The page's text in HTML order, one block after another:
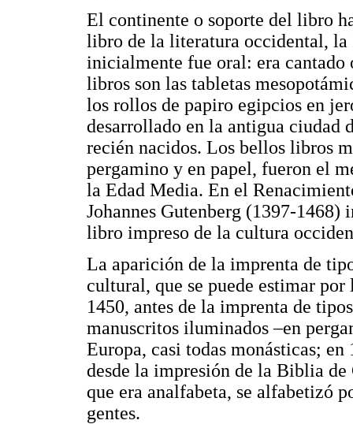
El continente o soporte del libro
libro de la literatura occidental,
inicialmente fue oral: era cantado
libros son las tabletas
los rollos de papiro egipcios en
desarrollado en la antigua ciudad
recién nacidos. Los bellos libros
pergamino y en papel, fueron el
la Edad Media. En el
Johannes Gutenberg (1397-
libro impreso de la cultura
La aparición de la imprenta de
cultural, que se puede estimar
1450, antes de la imprenta de
manuscritos iluminados –en
Europa, casi todas monásticas;
desde la impresión de la Biblia
que era analfabeta, se alfabetizó
gentes.